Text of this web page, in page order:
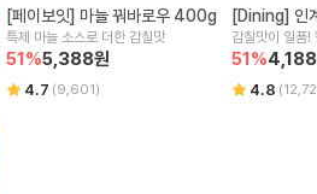
[페이보잇] 마늘 꿔바로우 400g
특제 마늘 소스로 더한 감칠맛
51%5,388원
4.7 (9,601)
[Dining] 인
감칠맛이 일품!
51%4,188
4.8 (